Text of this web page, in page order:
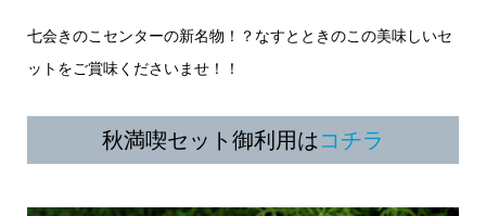
七会きのこセンターの新名物！？なすとときのこの美味しいセ
ットをご賞味くださいませ！！
秋満喫セット御利用は コチラ